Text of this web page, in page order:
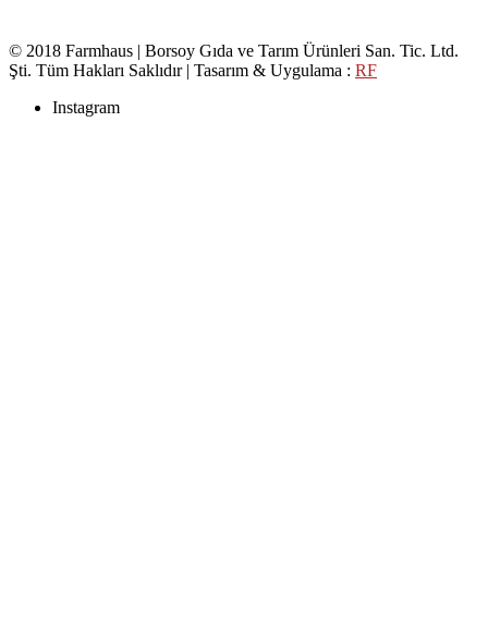
© 2018 Farmhaus | Borsoy Gıda ve Tarım Ürünleri San. Tic. Ltd.
Şti. Tüm Hakları Saklıdır | Tasarım & Uygulama : RF
Instagram